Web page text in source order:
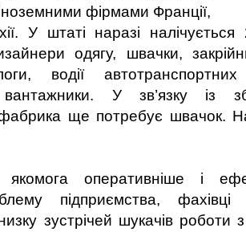
фірмами Франції,
У штаті наразі
одягу, швачки,
водії
У зв’язку із
ще потребує швачок.
якомога оперативніше і
підприємства, фахівці
зустрічей шукачів